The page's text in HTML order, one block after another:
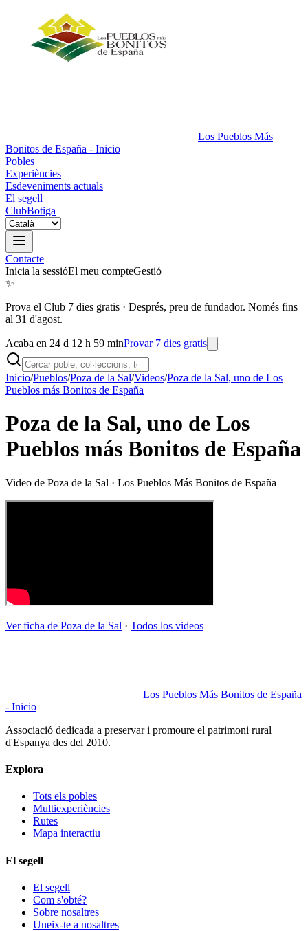
Los Pueblos Más
Bonitos de España - Inicio
Pobles
Experiències
Esdeveniments actuals
El segell
ClubBotiga
Contacte
Inicia la sessióEl meu compteGestió
✨
Prova el Club 7 dies gratis · Després, preu de fundador. Només fins
al 31 d'agost.
Acaba en 24 d 12 h 59 minProvar 7 dies gratis
Inicio/Pueblos/Poza de la Sal/Videos/Poza de la Sal, uno de Los
Pueblos más Bonitos de España
Poza de la Sal, uno de Los
Pueblos más Bonitos de España
Video de Poza de la Sal · Los Pueblos Más Bonitos de España
Ver ficha de Poza de la Sal · Todos los videos
Los Pueblos Más Bonitos de España
- Inicio
Associació dedicada a preservar i promoure el patrimoni rural
d'Espanya des del 2010.
Explora
Tots els pobles
Multiexperiències
Rutes
Mapa interactiu
El segell
El segell
Com s'obté?
Sobre nosaltres
Uneix-te a nosaltres